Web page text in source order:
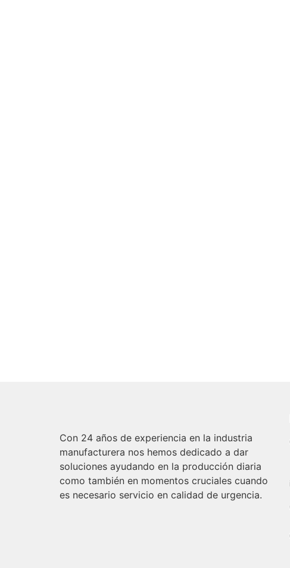
Con 24 años de experiencia en la industria
manufacturera nos hemos dedicado a dar
soluciones ayudando en la producción diaria
como también en momentos cruciales cuando
es necesario servicio en calidad de urgencia.